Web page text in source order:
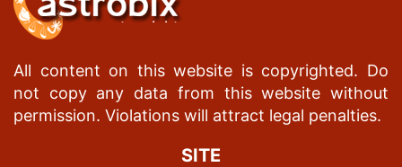
All content on this website is copyrighted. Do
not copy any data from this website without
permission. Violations will attract legal penalties.
SITE